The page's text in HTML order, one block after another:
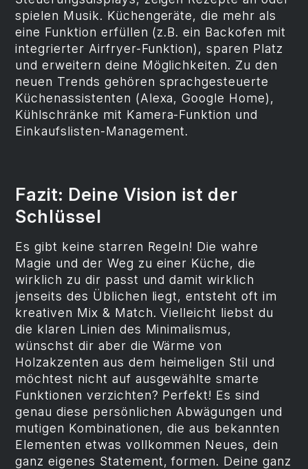
spielen Musik. Küchengeräte, die mehr als
eine Funktion erfüllen (z.B. ein Backofen mit
integrierter Airfryer-Funktion), sparen Platz
und erweitern deine Möglichkeiten. Zu den
neuen Trends gehören sprachgesteuerte
Küchenassistenten (Alexa, Google Home),
Kühlschränke mit Kamera-Funktion und
Einkaufslisten-Management.
Fazit: Deine Vision ist der
Schlüssel
Es gibt keine starren Regeln! Die wahre
Magie und der Weg zu einer Küche, die
wirklich zu dir passt und damit wirklich
jenseits des Üblichen liegt, entsteht oft im
kreativen Mix & Match. Vielleicht liebst du
die klaren Linien des Minimalismus,
wünschst dir aber die Wärme von
Holzakzenten aus dem heimeligen Stil und
möchtest nicht auf ausgewählte smarte
Funktionen verzichten? Perfekt! Es sind
genau diese persönlichen Abwägungen und
mutigen Kombinationen, die aus bekannten
Elementen etwas vollkommen Neues, dein
ganz eigenes Statement, formen. Deine ganz